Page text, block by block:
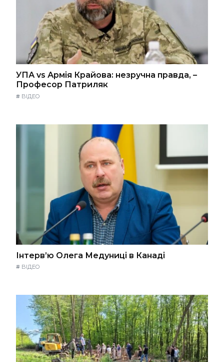
УПА vs Армія Крайова: незручна правда, –
Професор Патриляк
# ВІДЕО
Інтерв’ю Олега Медуниці в Канаді
# ВІДЕО